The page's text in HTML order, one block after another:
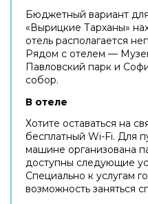
Бюджетный вариант
«Вырицкие Тарханы»
отель располагается
Рядом с отелем —
Павловский парк и
собор.
В отеле
Хотите оставаться на
бесплатный Wi-Fi. Для
машине организована
доступны следующие
Специально к услугам
возможность заняться